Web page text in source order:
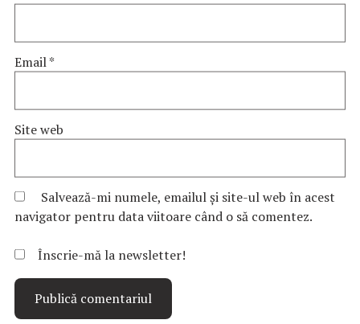
Email*
Site web
Salvează-mi numele, emailul și site-ul web în acest
navigator pentru data viitoare când o să comentez.
Înscrie-mă la newsletter!